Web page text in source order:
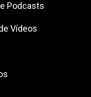
Podcasts
Vídeos